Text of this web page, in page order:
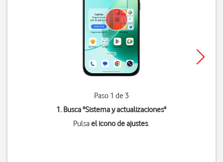
Paso 1 de 3
1. Busca "Sistema y actualizaciones"
Pulsael icono de ajustes.